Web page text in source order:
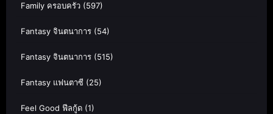
Family ครอบครัว (597)
Fantasy จินตนาการ (54)
Fantasy จินตนาการ (515)
Fantasy แฟนตาซี (25)
Feel Good ฟีลกู้ด (1)